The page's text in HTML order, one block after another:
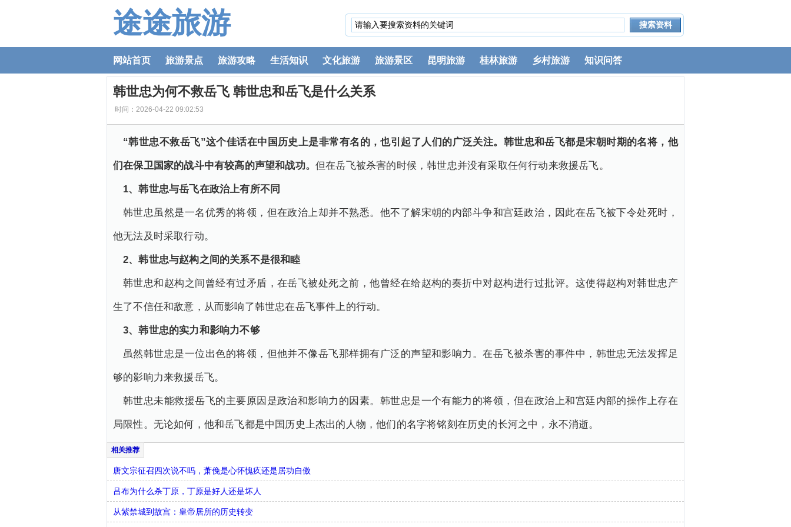
途途旅游
网站首页 旅游景点 旅游攻略 生活知识 文化旅游 旅游景区 昆明旅游 桂林旅游 乡村旅游 知识问答
韩世忠为何不救岳飞 韩世忠和岳飞是什么关系
时间：2026-04-22 09:02:53
“韩世忠不救岳飞”这个佳话在中国历史上是非常有名的，也引起了人们的广泛关注。韩世忠和岳飞都是宋朝时期的名将，他
们在保卫国家的战斗中有较高的声望和战功。但在岳飞被杀害的时候，韩世忠并没有采取任何行动来救援岳飞。
1、韩世忠与岳飞在政治上有所不同
韩世忠虽然是一名优秀的将领，但在政治上却并不熟悉。他不了解宋朝的内部斗争和宫廷政治，因此在岳飞被下令处死时，
他无法及时采取行动。
2、韩世忠与赵构之间的关系不是很和睦
韩世忠和赵构之间曾经有过矛盾，在岳飞被处死之前，他曾经在给赵构的奏折中对赵构进行过批评。这使得赵构对韩世忠产
生了不信任和敌意，从而影响了韩世忠在岳飞事件上的行动。
3、韩世忠的实力和影响力不够
虽然韩世忠是一位出色的将领，但他并不像岳飞那样拥有广泛的声望和影响力。在岳飞被杀害的事件中，韩世忠无法发挥足
够的影响力来救援岳飞。
韩世忠未能救援岳飞的主要原因是政治和影响力的因素。韩世忠是一个有能力的将领，但在政治上和宫廷内部的操作上存在
局限性。无论如何，他和岳飞都是中国历史上杰出的人物，他们的名字将铭刻在历史的长河之中，永不消逝。
唐文宗征召四次说不吗，萧俛是心怀愧疚还是居功自傲
吕布为什么杀丁原，丁原是好人还是坏人
从紫禁城到故宫：皇帝居所的历史转变